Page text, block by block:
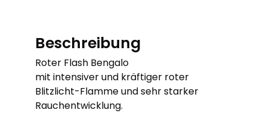
Beschreibung
Roter Flash Bengalo
mit intensiver und kräftiger roter
Blitzlicht-Flamme und sehr starker
Rauchentwicklung.